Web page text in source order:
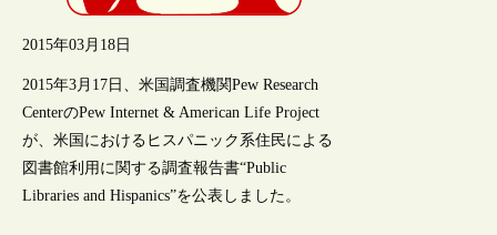
2015年03月18日
2015年3月17日、米国調査機関Pew Research
CenterのPew Internet & American Life Project
が、米国におけるヒスパニック系住民による
図書館利用に関する調査報告書“Public
Libraries and Hispanics”を公表しました。